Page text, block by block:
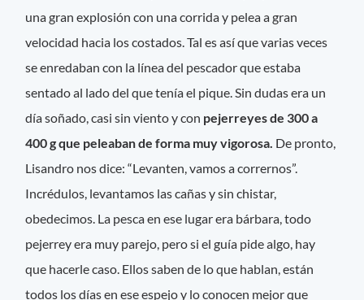
una gran explosión con una corrida y pelea a gran
velocidad hacia los costados. Tal es así que varias veces
se enredaban con la línea del pescador que estaba
sentado al lado del que tenía el pique. Sin dudas era un
día soñado, casi sin viento y con pejerreyes de 300 a
400 g que peleaban de forma muy vigorosa. De pronto,
Lisandro nos dice: “Levanten, vamos a corrernos”.
Incrédulos, levantamos las cañas y sin chistar,
obedecimos. La pesca en ese lugar era bárbara, todo
pejerrey era muy parejo, pero si el guía pide algo, hay
que hacerle caso. Ellos saben de lo que hablan, están
todos los días en ese espejo y lo conocen mejor que